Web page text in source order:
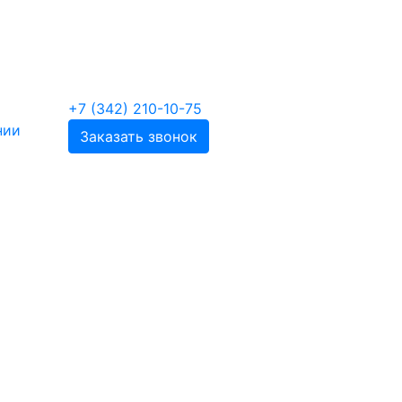
+7 (342) 210-10-75
Заказать звонок